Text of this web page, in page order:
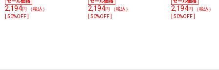
2,194円 （税込）
[ 50%OFF ]
2,194円 （税込）
[ 50%OFF ]
2,194円 （税込）
[ 50%OFF ]